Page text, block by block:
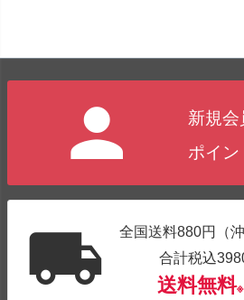
新規
ポイン
全国送料880円（
合計税込
送料無料